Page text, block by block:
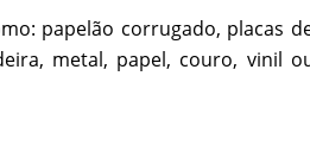
papelão corrugado, placas
metal, papel, couro, vinil